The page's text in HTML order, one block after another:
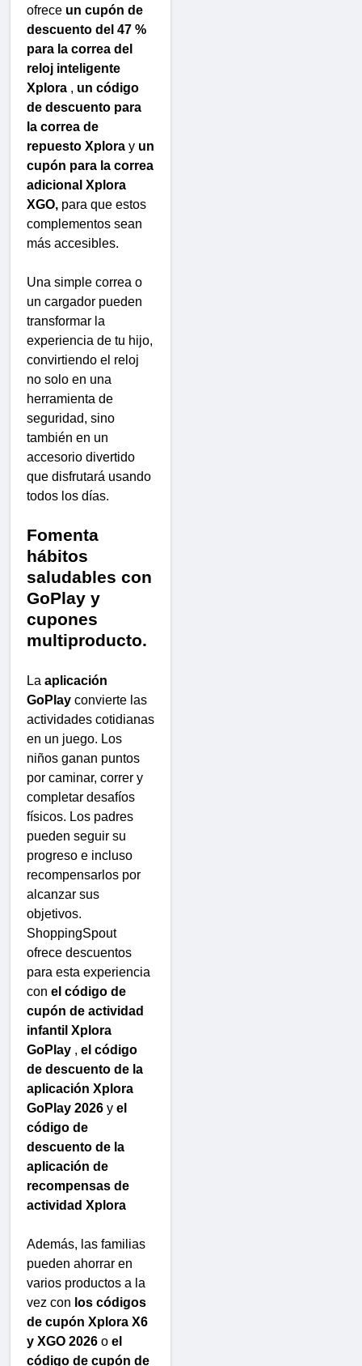
ofrece un cupón de
descuento del 47 %
para la correa del
reloj inteligente
Xplora , un código
de descuento para
la correa de
repuesto Xplora y un
cupón para la correa
adicional Xplora
XGO, para que estos
complementos sean
más accesibles.
Una simple correa o
un cargador pueden
transformar la
experiencia de tu hijo,
convirtiendo el reloj
no solo en una
herramienta de
seguridad, sino
también en un
accesorio divertido
que disfrutará usando
todos los días.
Fomenta
hábitos
saludables con
GoPlay y
cupones
multiproducto.
La aplicación
GoPlay convierte las
actividades cotidianas
en un juego. Los
niños ganan puntos
por caminar, correr y
completar desafíos
físicos. Los padres
pueden seguir su
progreso e incluso
recompensarlos por
alcanzar sus
objetivos.
ShoppingSpout
ofrece descuentos
para esta experiencia
con el código de
cupón de actividad
infantil Xplora
GoPlay , el código
de descuento de la
aplicación Xplora
GoPlay 2026 y el
código de
descuento de la
aplicación de
recompensas de
actividad Xplora
Además, las familias
pueden ahorrar en
varios productos a la
vez con los códigos
de cupón Xplora X6
y XGO 2026 o el
código de cupón de